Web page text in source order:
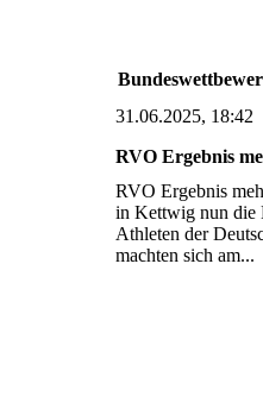
31.06.2025, 18:42
RVO Ergebnis
RVO Ergebnis
in Kettwig nun die
Athleten der
machten sich am...